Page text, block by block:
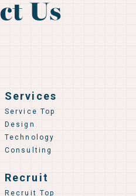
Us
Services
Service Top
Design
Technology
Consulting
Recruit
Recruit Top